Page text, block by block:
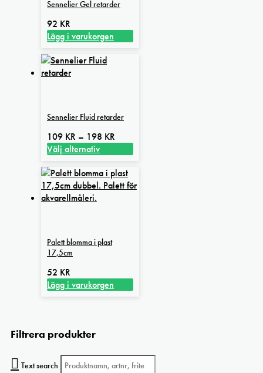
Sennelier Gel retarder
92 KR
Lägg i varukorgen
Sennelier Fluid retarder
109 KR – 198 KR
198 kr
Välj alternativ
här
produkten
har
olika
alternativen
kan
väljas
Palett blomma i plast
17,5cm
52 KR
Lägg i varukorgen
Filtrera produkter
Text search